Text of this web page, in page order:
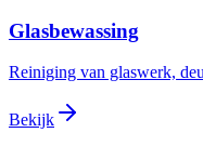
Glasbewassing
Reiniging van glaswerk,
Bekijk